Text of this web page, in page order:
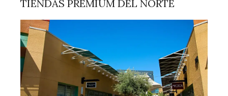
TIENDAS PREMIUM DEL NORTE